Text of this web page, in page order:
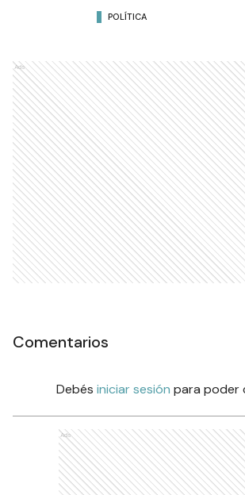
POLÍTICA
Ads
Comentarios
Debés iniciar sesión para poder
Ads